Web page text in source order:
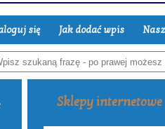
się Jak dodać wpis
Sklepy internetowe